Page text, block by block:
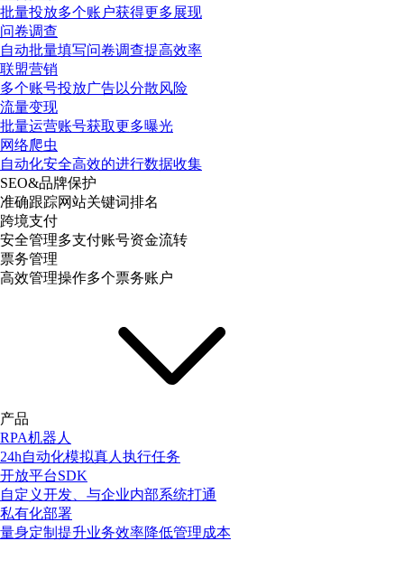
批量投放多个账户获得更多展现
问卷调查
自动批量填写问卷调查提高效率
联盟营销
多个账号投放广告以分散风险
流量变现
批量运营账号获取更多曝光
网络爬虫
自动化安全高效的进行数据收集
SEO&品牌保护
准确跟踪网站关键词排名
跨境支付
安全管理多支付账号资金流转
票务管理
高效管理操作多个票务账户
产品
RPA机器人
24h自动化模拟真人执行任务
开放平台SDK
自定义开发、与企业内部系统打通
私有化部署
量身定制提升业务效率降低管理成本